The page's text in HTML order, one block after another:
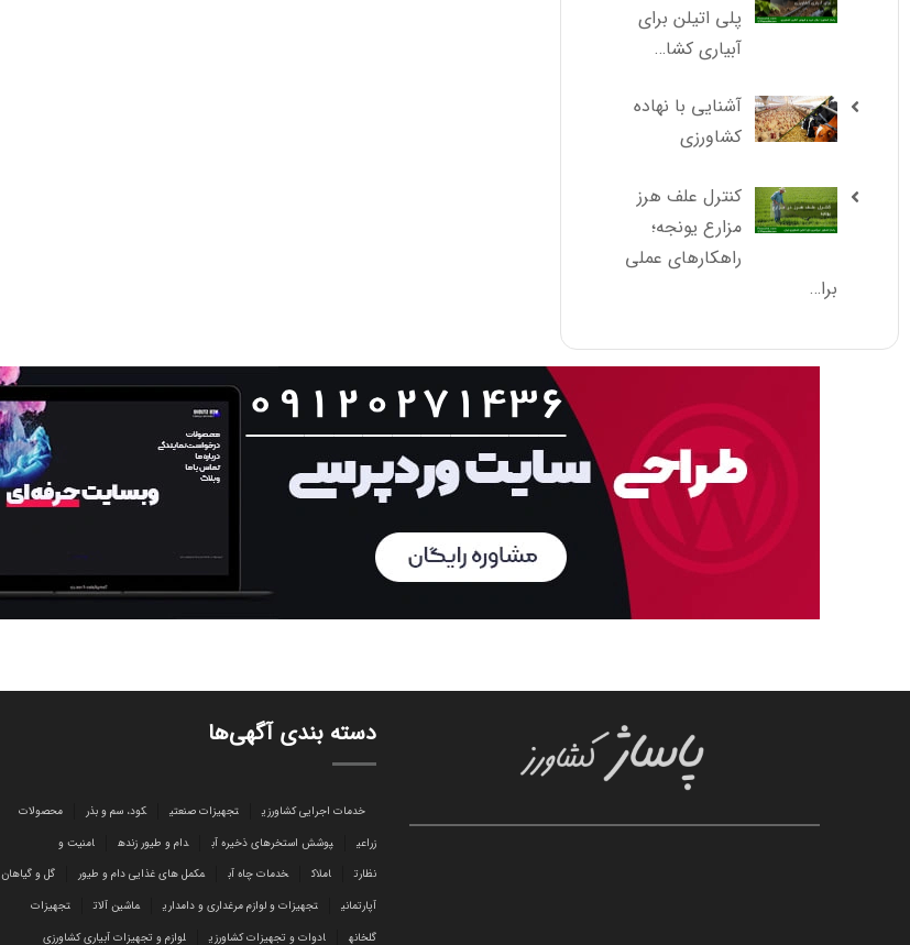
پلی اتیلن برای
آبیاری کشا…
آشنایی با نهاده
کشاورزی
کنترل علف هرز
مزارع یونجه؛
راهکارهای عملی
برا…
دسته بندی آگهی‌ها
خدمات اجرایی کشاورزی تجهیزات صنعتی کود، سم و بذر
محصولات
زراعی
پوشش استخرهای ذخیره آب دام و طیور زنده
امنیت و
نظارت
املاک خدمات چاه آب مکمل های غذایی دام و طیور
گل و گیاهان
آپارتمانی
تجهیزات و لوازم مرغداری و دامداری ماشین آلات
تجهیزات
گلخانه
ادوات و تجهیزات کشاورزی لوازم و تجهیزات آبیاری کشاورزی